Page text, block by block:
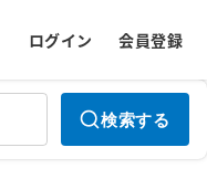
ログイン 会員登録
検索する